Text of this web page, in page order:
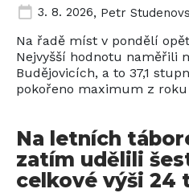
3. 8. 2026, Petr
Na řadě míst v pondělí
Nejvyšší hodnotu naměřili
Budějovicích, a to 37,1
pokořeno maximum z roku
Na letních
zatím udělili
celkové výši 24